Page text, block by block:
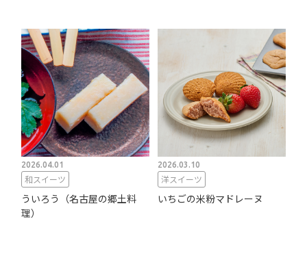
2026.04.01
和スイーツ
ういろう（名古屋の郷土料
理）
2026.03.10
洋スイーツ
いちごの米粉マドレーヌ